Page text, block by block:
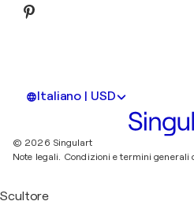
Italiano | USD
© 2026 Singulart
Note legali. Condizioni e termini generali
Scultore